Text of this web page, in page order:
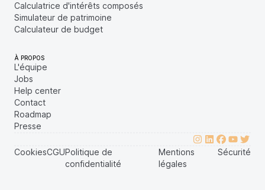
Calculatrice d'intérêts composés
Simulateur de patrimoine
Calculateur de budget
À PROPOS
L'équipe
Jobs
Help center
Contact
Roadmap
Presse
CookiesCGUPolitique de
confidentialité
Mentions
légales
Sécurité